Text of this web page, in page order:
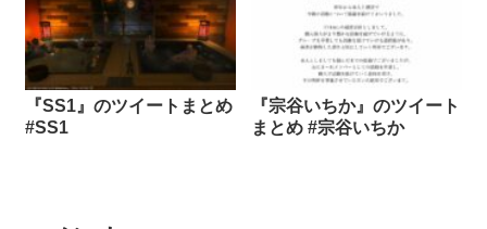
『SS1』のツイートまとめ
#SS1
『宗谷いちか』のツイート
まとめ #宗谷いちか